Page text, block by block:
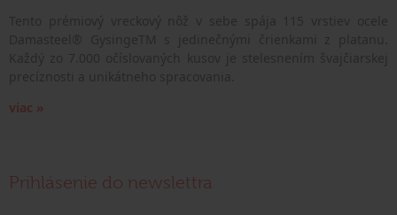
viac »
Prihlásenie do newslettra